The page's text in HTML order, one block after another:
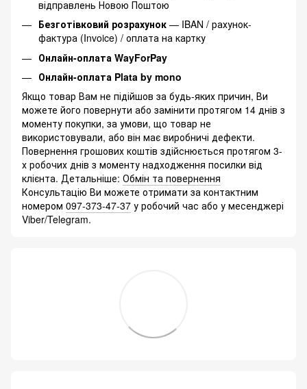
відправлень Новою Поштою
Безготівковий розрахунок — IBAN / рахунок-
фактура (Invoice) / оплата на картку
Онлайн-оплата WayForPay
Онлайн-оплата Plata by mono
Якщо товар Вам не підійшов за будь-яких причин, Ви
можете його повернути або замінити протягом 14 днів з
моменту покупки, за умови, що товар не
використовували, або він має виробничі дефекти.
Повернення грошових коштів здійснюється протягом 3-
х робочих днів з моменту надходження посилки від
клієнта. Детальніше: Обмін та повернення
Консультацію Ви можете отримати за контактним
номером 097-373-47-37 у робочий час або у месенджері
Viber/Telegram.